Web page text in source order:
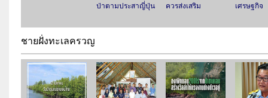
ป่าตามประสาญี่ปุ่น
ควรส่งเสริม
เศรษฐกิจ
ชายฝั่งทะเลครวญ